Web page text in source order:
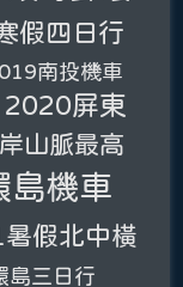
假四日行
南投機車
2020屏東
山脈最高
島機車
假北中橫
島三日行